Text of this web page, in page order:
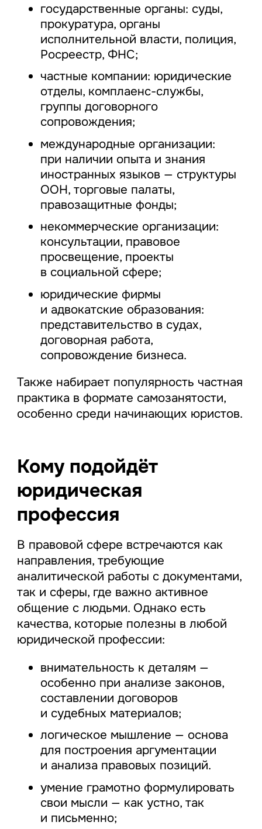
государственные органы: суды,
прокуратура, органы
исполнительной власти, полиция,
Росреестр, ФНС;
частные компании: юридические
отделы, комплаенс-службы,
группы договорного
сопровождения;
международные организации:
при наличии опыта и знания
иностранных языков — структуры
ООН, торговые палаты,
правозащитные фонды;
некоммерческие организации:
консультации, правовое
просвещение, проекты
в социальной сфере;
юридические фирмы
и адвокатские образования:
представительство в судах,
договорная работа,
сопровождение бизнеса.
Также набирает популярность частная
практика в формате самозанятости,
особенно среди начинающих юристов.
Кому подойдёт
юридическая
профессия
В правовой сфере встречаются как
направления, требующие
аналитической работы с документами,
так и сферы, где важно активное
общение с людьми. Однако есть
качества, которые полезны в любой
юридической профессии:
внимательность к деталям —
особенно при анализе законов,
составлении договоров
и судебных материалов;
логическое мышление — основа
для построения аргументации
и анализа правовых позиций.
умение грамотно формулировать
свои мысли — как устно, так
и письменно;